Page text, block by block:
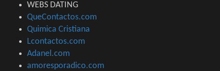
WEBS DATING
QueContactos.com
Quimica Cristiana
Lcontactos.com
Adanel.com
amoresporadico.com